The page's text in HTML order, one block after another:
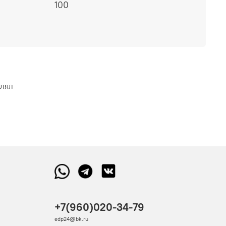
100
+7(960)020-34-79
edp24@bk.ru